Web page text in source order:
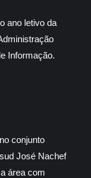
ano letivo da
Informação.
conjunto
José Nachef
área com